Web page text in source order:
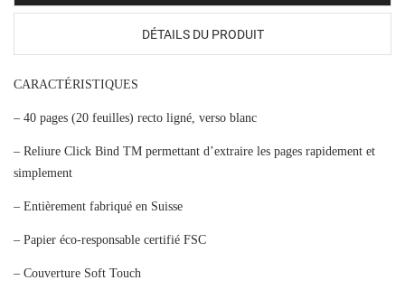
DÉTAILS DU PRODUIT
CARACTÉRISTIQUES
– 40 pages (20 feuilles) recto ligné, verso blanc
– Reliure Click Bind TM permettant d’extraire les pages rapidement et
simplement
– Entièrement fabriqué en Suisse
– Papier éco-responsable certifié FSC
– Couverture Soft Touch